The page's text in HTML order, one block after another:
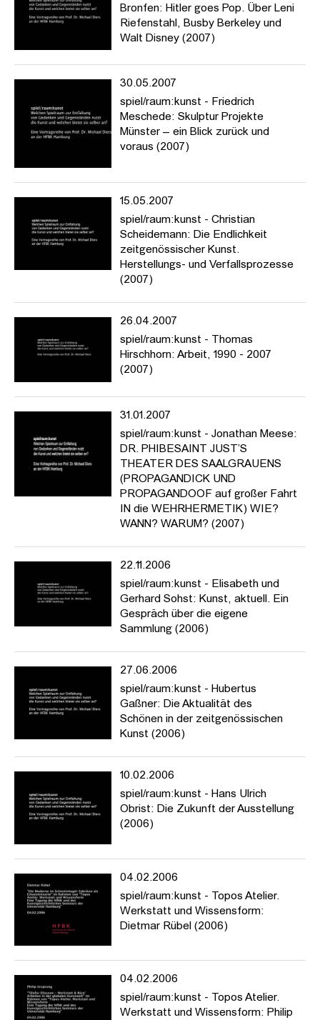
Bronfen: Hitler goes Pop. Über Leni
Riefenstahl, Busby Berkeley und
Walt Disney (2007)
30.05.2007
spiel/raum:kunst - Friedrich
Meschede: Skulptur Projekte
Münster – ein Blick zurück und
voraus (2007)
15.05.2007
spiel/raum:kunst - Christian
Scheidemann: Die Endlichkeit
zeitgenössischer Kunst.
Herstellungs- und Verfallsprozesse
(2007)
26.04.2007
spiel/raum:kunst - Thomas
Hirschhorn: Arbeit, 1990 - 2007
(2007)
31.01.2007
spiel/raum:kunst - Jonathan Meese:
DR. PHIBESAINT JUST’S
THEATER DES SAALGRAUENS
(PROPAGANDICK UND
PROPAGANDOOF auf großer Fahrt
IN die WEHRHERMETIK) WIE?
WANN? WARUM? (2007)
22.11.2006
spiel/raum:kunst - Elisabeth und
Gerhard Sohst: Kunst, aktuell. Ein
Gespräch über die eigene
Sammlung (2006)
27.06.2006
spiel/raum:kunst - Hubertus
Gaßner: Die Aktualität des
Schönen in der zeitgenössischen
Kunst (2006)
10.02.2006
spiel/raum:kunst - Hans Ulrich
Obrist: Die Zukunft der Ausstellung
(2006)
04.02.2006
spiel/raum:kunst - Topos Atelier.
Werkstatt und Wissensform:
Dietmar Rübel (2006)
04.02.2006
spiel/raum:kunst - Topos Atelier.
Werkstatt und Wissensform: Philip